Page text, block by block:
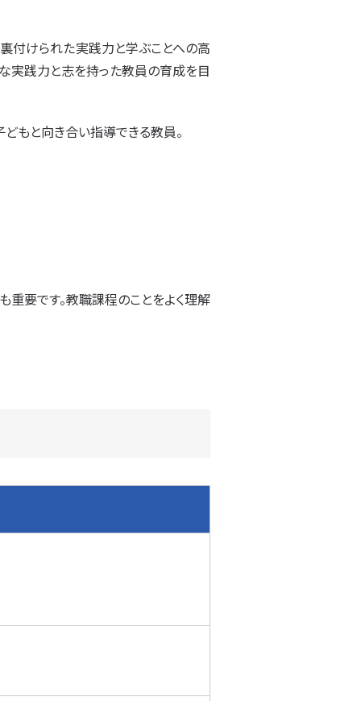
付けられた実践力と学ぶことへの高
実践力と志を持った教員の育成を目
もと向き合い指導できる教員。
重要です。教職課程のことをよく理解